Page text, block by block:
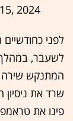
2024
לפני
לשעבר,
המתנקש שירה
שרד את
פינו את